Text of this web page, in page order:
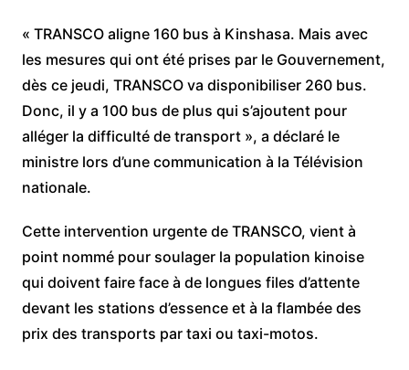
« TRANSCO aligne 160 bus à Kinshasa. Mais avec
les mesures qui ont été prises par le Gouvernement,
dès ce jeudi, TRANSCO va disponibiliser 260 bus.
Donc, il y a 100 bus de plus qui s’ajoutent pour
alléger la difficulté de transport », a déclaré le
ministre lors d’une communication à la Télévision
nationale.
Cette intervention urgente de TRANSCO, vient à
point nommé pour soulager la population kinoise
qui doivent faire face à de longues files d’attente
devant les stations d’essence et à la flambée des
prix des transports par taxi ou taxi-motos.